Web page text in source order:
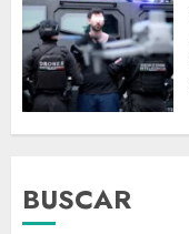
BUSCAR